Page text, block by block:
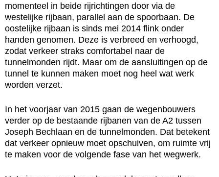
momenteel in beide rijrichtingen door via de
westelijke rijbaan, parallel aan de spoorbaan. De
oostelijke rijbaan is sinds mei 2014 flink onder
handen genomen. Deze is verbreed en verhoogd,
zodat verkeer straks comfortabel naar de
tunnelmonden rijdt. Maar om de aansluitingen op de
tunnel te kunnen maken moet nog heel wat werk
worden verzet.
In het voorjaar van 2015 gaan de wegenbouwers
verder op de bestaande rijbanen van de A2 tussen
Joseph Bechlaan en de tunnelmonden. Dat betekent
dat verkeer opnieuw moet opschuiven, om ruimte vrij
te maken voor de volgende fase van het wegwerk.